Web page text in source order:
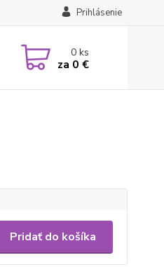
Prihlásenie
0ks
za 0 €
Pridať do košíka